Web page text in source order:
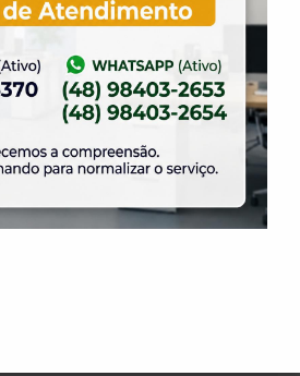
chegando.
Hour na ELASE.